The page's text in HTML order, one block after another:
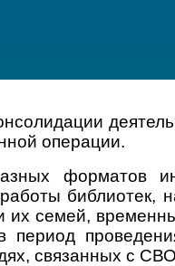
операции.
форматов
библиотек,
их семей,
период
связанных с